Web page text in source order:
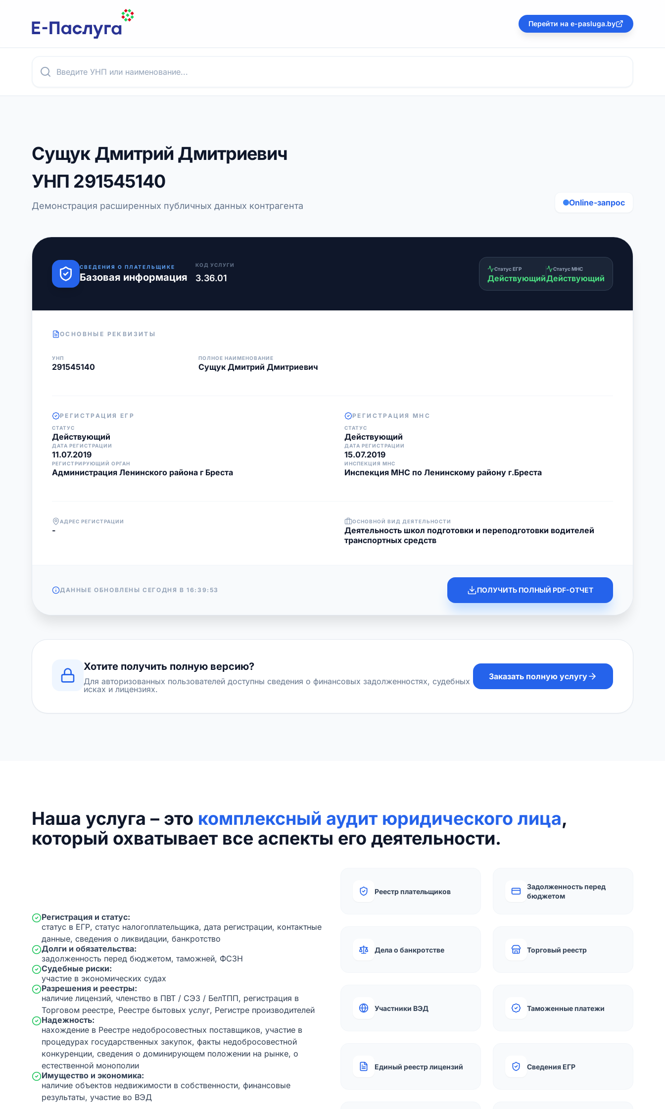
Перейти на e-pasluga.by
Сущук Дмитрий Дмитриевич
УНП 291545140
Демонстрация расширенных публичных данных контрагента Online-запрос
СВЕДЕНИЯ О ПЛАТЕЛЬЩИКЕ
Базовая информация
КОД УСЛУГИ
3.36.01
Статус ЕГР
Действующий
Статус МНС
Действующий
ОСНОВНЫЕ РЕКВИЗИТЫ
УНП
291545140
ПОЛНОЕ НАИМЕНОВАНИЕ
Сущук Дмитрий Дмитриевич
РЕГИСТРАЦИЯ ЕГР
СТАТУС
Действующий
ДАТА РЕГИСТРАЦИИ
11.07.2019
РЕГИСТРИРУЮЩИЙ ОРГАН
Администрация Ленинского района г Бреста
РЕГИСТРАЦИЯ МНС
СТАТУС
Действующий
ДАТА РЕГИСТРАЦИИ
15.07.2019
ИНСПЕКЦИЯ МНС
Инспекция МНС по Ленинскому району г.Бреста
АДРЕС РЕГИСТРАЦИИ
-
ОСНОВНОЙ ВИД ДЕЯТЕЛЬНОСТИ
Деятельность школ подготовки и переподготовки водителей
транспортных средств
ДАННЫЕ ОБНОВЛЕНЫ СЕГОДНЯ В16:39:53 ПОЛУЧИТЬ ПОЛНЫЙ PDF-ОТЧЕТ
Хотите получить полную версию?
Для авторизованных пользователей доступны сведения о финансовых задолженностях, судебных
исках и лицензиях.
Заказать полную услугу
Наша услуга – это комплексный аудит юридического лица,
который охватывает все аспекты его деятельности.
Регистрация и статус:
статус в ЕГР, статус налогоплательщика, дата регистрации, контактные
данные, сведения о ликвидации, банкротство
Долги и обязательства:
задолженность перед бюджетом, таможней, ФСЗН
Судебные риски:
участие в экономических судах
Разрешения и реестры:
наличие лицензий, членство в ПВТ / СЭЗ / БелТПП, регистрация в
Торговом реестре, Реестре бытовых услуг, Регистре производителей
Надежность:
нахождение в Реестре недобросовестных поставщиков, участие в
процедурах государственных закупок, факты недобросовестной
конкуренции, сведения о доминирующем положении на рынке, о
естественной монополии
Имущество и экономика:
наличие объектов недвижимости в собственности, финансовые
результаты, участие во ВЭД
Реестр плательщиков
Задолженность перед
бюджетом
Дела о банкротстве Торговый реестр
Участники ВЭД Таможенные платежи
Единый реестр лицензий Сведения ЕГР